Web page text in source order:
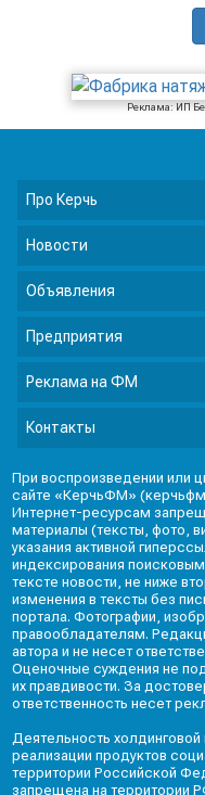
Реклама: ИП
Про Керчь
Новости
Объявления
Предприятия
Реклама на ФМ
Контакты
При воспроизведении или
сайте «КерчьФМ»
Интернет-ресурсам
материалы (тексты, фото,
указания активной
индексирования
тексте новости, не ниже
изменения в тексты без
портала. Фотографии,
правообладателям.
автора и не несет
Оценочные суждения не
их правдивости. За
ответственность несет
Деятельность
реализации продуктов
территории Российской
запрещена на территории